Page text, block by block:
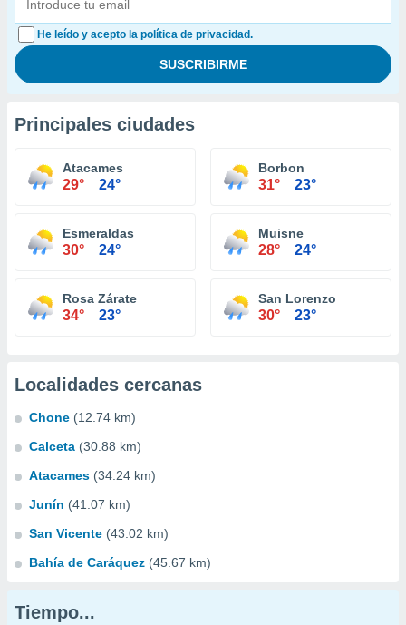
He leído y acepto la política de privacidad.
Principales ciudades
Atacames
29° 24°
Borbon
31° 23°
Esmeraldas
30° 24°
Muisne
28° 24°
Rosa Zárate
34° 23°
San Lorenzo
30° 23°
Localidades cercanas
Chone (12.74 km)
Calceta (30.88 km)
Atacames (34.24 km)
Junín (41.07 km)
San Vicente (43.02 km)
Bahía de Caráquez (45.67 km)
Tiempo...